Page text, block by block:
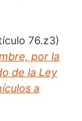
76.z3)
por la
de la Ley
a